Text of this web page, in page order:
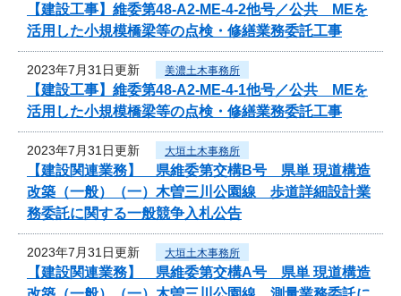
【建設工事】維委第48-A2-ME-4-2他号／公共 MEを
活用した小規模橋梁等の点検・修繕業務委託工事
2023年7月31日更新 美濃土木事務所
【建設工事】維委第48-A2-ME-4-1他号／公共 MEを
活用した小規模橋梁等の点検・修繕業務委託工事
2023年7月31日更新 大垣土木事務所
【建設関連業務】 県維委第交構B号 県単 現道構造
改築（一般）（一）木曽三川公園線 歩道詳細設計業
務委託に関する一般競争入札公告
2023年7月31日更新 大垣土木事務所
【建設関連業務】 県維委第交構A号 県単 現道構造